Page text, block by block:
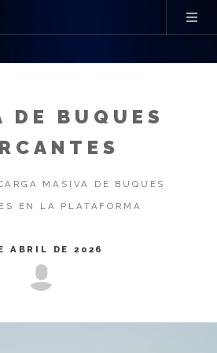
DE BUQUES
MASIVA DE BUQUES
EN LA PLATAFORMA
ABRIL DE 2026